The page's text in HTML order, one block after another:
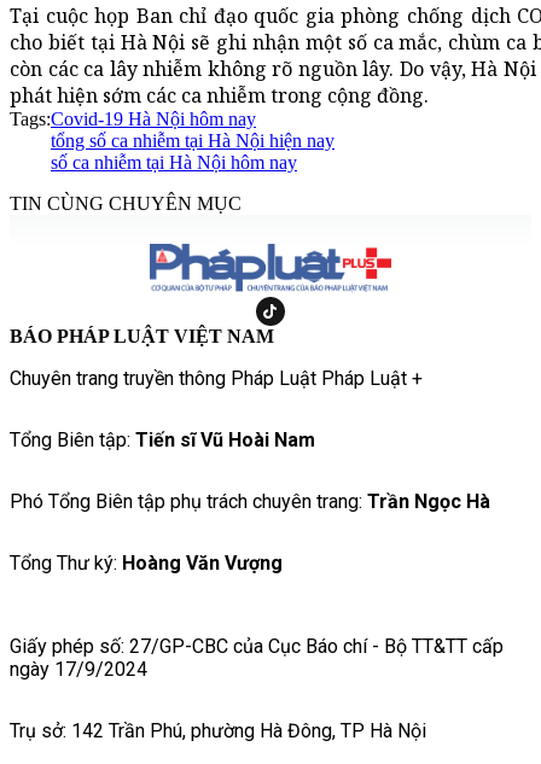
Tại cuộc họp Ban chỉ đạo quốc gia phòng chống dịch
cho biết tại Hà Nội sẽ ghi nhận một số ca mắc, chùm
còn các ca lây nhiễm không rõ nguồn lây. Do vậy, Hà
phát hiện sớm các ca nhiễm trong cộng đồng.
Tags:Covid-19 Hà Nội hôm nay
tổng số ca nhiễm tại Hà Nội hiện nay
số ca nhiễm tại Hà Nội hôm nay
TIN CÙNG CHUYÊN MỤC
BÁO PHÁP LUẬT VIỆT NAM
Chuyên trang truyền thông Pháp Luật Pháp Luật +
Tổng Biên tập: Tiến sĩ Vũ Hoài Nam
Phó Tổng Biên tập phụ trách chuyên trang: Trần Ngọc Hà
Tổng Thư ký: Hoàng Văn Vượng
Giấy phép số: 27/GP-CBC của Cục Báo chí - Bộ TT&TT cấp
ngày 17/9/2024
Trụ sở: 142 Trần Phú, phường Hà Đông, TP Hà Nội